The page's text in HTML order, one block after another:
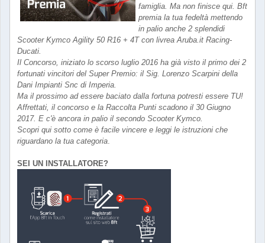
famiglia. Ma non finisce qui. Bft
premia la tua fedeltà mettendo
in palio anche 2 splendidi
Scooter Kymco Agility 50 R16 + 4T con livrea Aruba.it Racing-
Ducati.
Il Concorso, iniziato lo scorso luglio 2016 ha già visto il primo dei 2
fortunati vincitori del Super Premio: il Sig. Lorenzo Scarpini della
Dani Impianti Snc di Imperia.
Ma il prossimo ad essere baciato dalla fortuna potresti essere TU!
Affrettati, il concorso e la Raccolta Punti scadono il 30 Giugno
2017. E c'è ancora in palio il secondo Scooter Kymco.
Scopri qui sotto come è facile vincere e leggi le istruzioni che
riguardano la tua categoria.
SEI UN INSTALLATORE?